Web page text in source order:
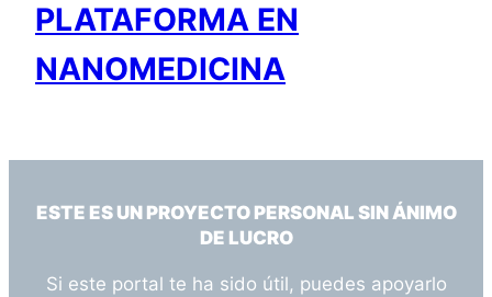
PLATAFORMA EN
NANOMEDICINA
ESTE ES UN PROYECTO PERSONAL SIN ÁNIMO
DE LUCRO
Si este portal te ha sido útil, puedes apoyarlo